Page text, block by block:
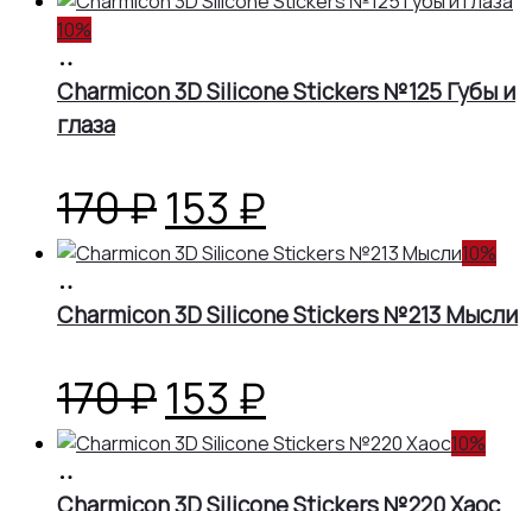
цена
составляла
цена:
153 ₽.
10%
корзину
Charmicon 3D Silicone Stickers №125 Губы и
глаза
170₽Первоначальная
цена
составляла
170 ₽.
153 ₽
цена:
153 ₽.
10%
корзину
Charmicon 3D Silicone Stickers №213 Мысли
170₽Первоначальная
цена
153 ₽
цена:
10%
корзину
Charmicon 3D Silicone Stickers №220 Хаос